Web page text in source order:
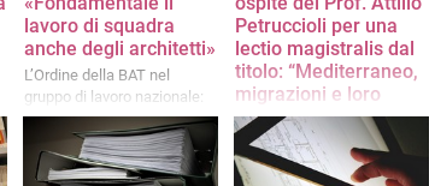
lavoro di squadra
anche degli architetti»
L’Ordine della BAT nel
gruppo di lavoro nazionale:
«Ora ci sarà la nostra
richiesta per un protocollo
d'intesa al MIC»
Petruccioli per una
lectio magistralis dal
titolo: “Mediterraneo,
migrazioni e loro
matrici”
Il 5 maggio presso La
Fondazione Seca Polo